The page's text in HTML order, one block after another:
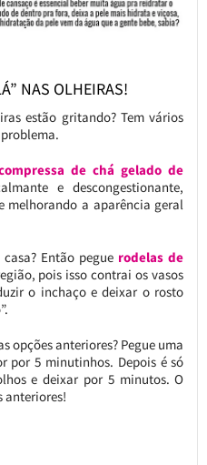
NAS OLHEIRAS!
estão gritando? Tem vários
de chá gelado de
e descongestionante,
melhorando a aparência geral
Então pegue rodelas de
pois isso contrai os vasos
o inchaço e deixar o rosto
opções anteriores? Pegue uma
por 5 minutinhos. Depois é só
e deixar por 5 minutos. O
anteriores!